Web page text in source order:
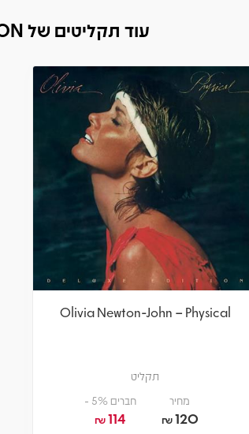
עוד תקליטים של OLIVIA NEWTON
Olivia Newton-John – Physical
תקליט
מחיר
120
₪
חברים 5% -
114
₪